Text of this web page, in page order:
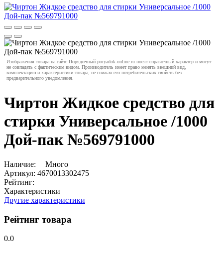
Изображения товара на сайте Порядочный poryadok-online.ru носят справочный характер и могут
не совпадать с фактическим видом. Производитель имеет право менять внешний вид,
комплектацию и характеристики товара, не снижая его потребительских свойств без
предварительного уведомления.
Чиртон Жидкое средство для
стирки Универсальное /1000
Дой-пак №569791000
Наличие:
Много
Артикул: 4670013302475
Рейтинг:
Характеристики
Другие характеристики
Рейтинг товара
0.0